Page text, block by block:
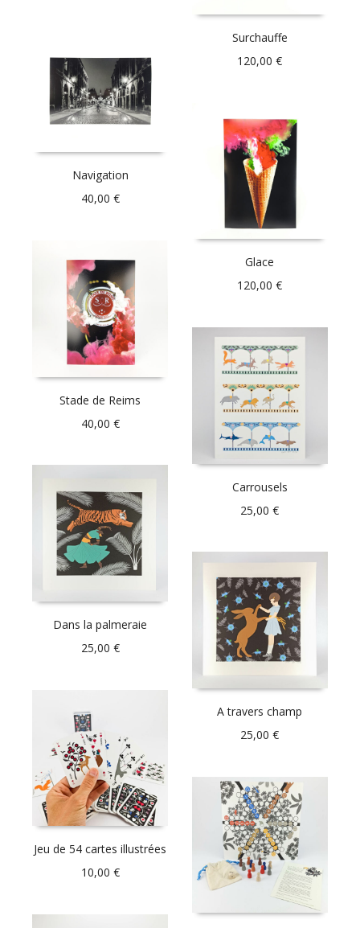
Surchauffe
120,00€
Navigation
40,00 €
Glace
120,00€
Stade de Reims
40,00 €
Carrousels
25,00€
Dans la palmeraie
25,00 €
A travers champ
25,00€
Jeu de 54 cartes illustrées
10,00 €